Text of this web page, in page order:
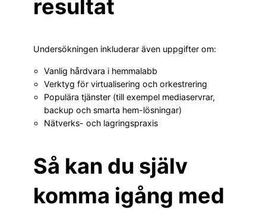
resultat
Undersökningen inkluderar även uppgifter om:
Vanlig hårdvara i hemmalabb
Verktyg för virtualisering och orkestrering
Populära tjänster (till exempel mediaservrar,
backup och smarta hem-lösningar)
Nätverks- och lagringspraxis
Så kan du själv
komma igång med